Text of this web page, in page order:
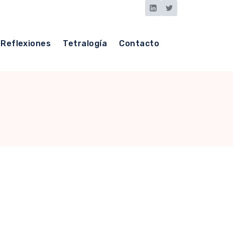
Reflexiones Tetralogía Contacto